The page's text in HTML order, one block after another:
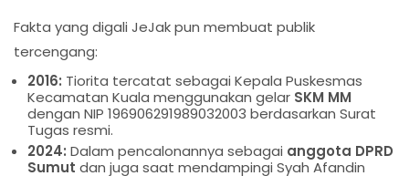
Fakta yang digali JeJak pun membuat publik
tercengang:
2016: Tiorita tercatat sebagai Kepala Puskesmas
Kecamatan Kuala menggunakan gelar SKM MM
dengan NIP 196906291989032003 berdasarkan Surat
Tugas resmi.
2024: Dalam pencalonannya sebagai anggota DPRD
Sumut dan juga saat mendampingi Syah Afandin